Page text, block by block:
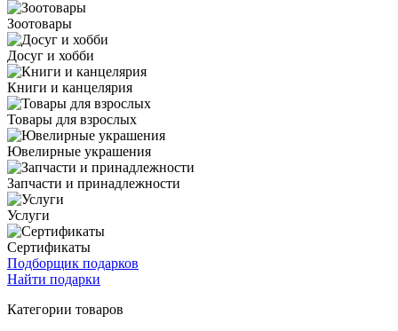
Зоотовары
Досуг и хобби
Книги и канцелярия
Товары для взрослых
Ювелирные украшения
Запчасти и принадлежности
Услуги
Сертификаты
Подборщик подарков
Найти подарки
Категории товаров